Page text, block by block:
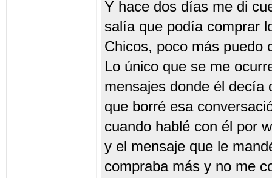
Y hace dos días me di
salía que podía comprar
Chicos, poco más puedo
Lo único que se me
mensajes donde él decía
que borré esa
cuando hablé con él por
y el mensaje que le
compraba más y no me